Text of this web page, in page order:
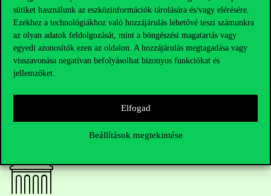
sütiket használunk az eszközinformációk tárolására és/vagy elérésére.
Ezekhez a technológiákhoz való hozzájárulás lehetővé teszi számunkra
az olyan adatok feldolgozását, mint a böngészési magatartás vagy
egyedi azonosítók ezen az oldalon. A hozzájárulás megtagadása vagy
visszavonása negatívan befolyásolhat bizonyos funkciókat és
jellemzőket.
Elfogad
Beállítások megtekintése
kívül is rendelkezik tapasztalattal: két évig elemzőként dolgozott
az OECD-nél Párizsban (1997-1999), majd az Európai
Szabadalmi Hivatal vezető közgazdászaként (2005-2007).